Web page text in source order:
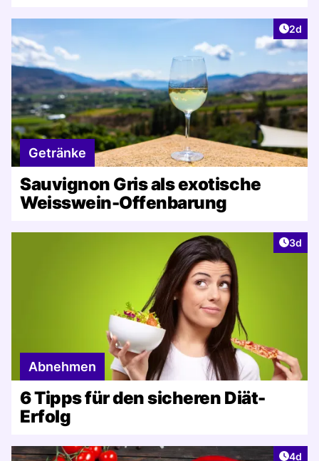
2d
Getränke
Sauvignon Gris als exotische
Weisswein-Offenbarung
3d
Abnehmen
6 Tipps für den sicheren Diät-
Erfolg
4d